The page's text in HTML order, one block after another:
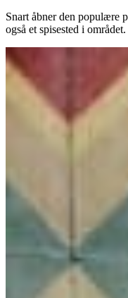
Snart åbner den populære
også et spisested i området.